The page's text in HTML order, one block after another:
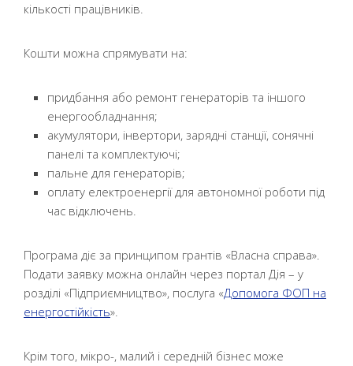
кількості працівників.
Кошти можна спрямувати на:
придбання або ремонт генераторів та іншого
енергообладнання;
акумулятори, інвертори, зарядні станції, сонячні
панелі та комплектуючі;
пальне для генераторів;
оплату електроенергії для автономної роботи під
час відключень.
Програма діє за принципом грантів «Власна справа».
Подати заявку можна онлайн через портал Дія – у
розділі «Підприємництво», послуга «Допомога ФОП на
енергостійкість».
Крім того, мікро-, малий і середній бізнес може